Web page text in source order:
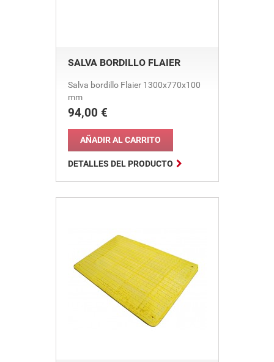
SALVA BORDILLO FLAIER
Salva bordillo Flaier 1300x770x100
mm
Precio
94,00 €

AÑADIR AL CARRITO
DETALLES DEL PRODUCTO